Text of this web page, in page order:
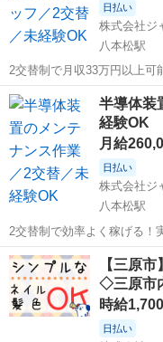
日払い
株式会社ジ
八本松駅
2交替制で月収33万円以上
無料のワンルーム寮完備☆／20
社ジャパンクリエイトの強み／ 【製造・物流に特化した圧倒的
性】 ジャパンクリ...
広島 東広島市 八本
半導体装
経験OK
月給
日払い
株式会社ジ
八本松駅
2交替制で効率よく稼げる！
中！丁寧な研修あり◎／20代・30
ャパンクリエイトの強み／ 【製造・物流に特化した圧倒的な専門性】
ジャパンクリエイト...
広島 東広島市 八本
【三原
◇三原市
時給
日払い